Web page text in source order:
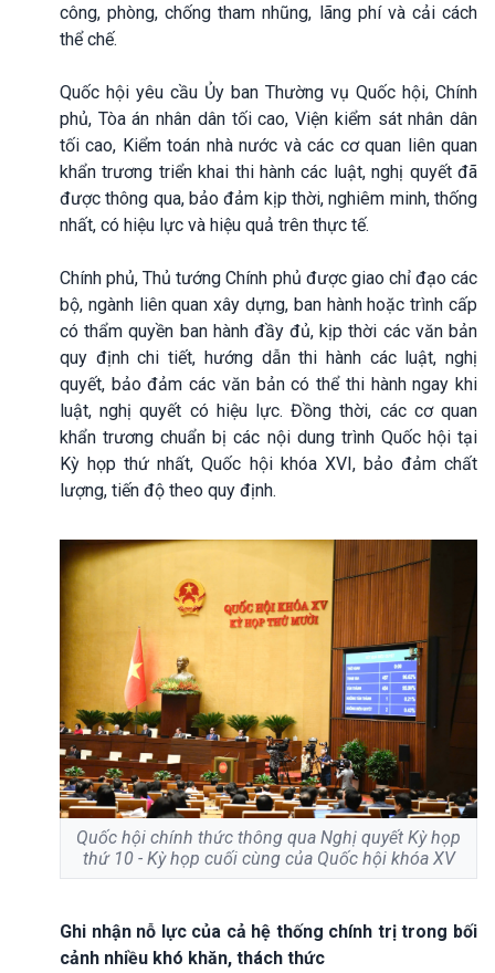
công, phòng, chống tham nhũng, lãng phí và cải cách
thể chế.
Quốc hội yêu cầu Ủy ban Thường vụ Quốc hội, Chính
phủ, Tòa án nhân dân tối cao, Viện kiểm sát nhân dân
tối cao, Kiểm toán nhà nước và các cơ quan liên quan
khẩn trương triển khai thi hành các luật, nghị quyết đã
được thông qua, bảo đảm kịp thời, nghiêm minh, thống
nhất, có hiệu lực và hiệu quả trên thực tế.
Chính phủ, Thủ tướng Chính phủ được giao chỉ đạo các
bộ, ngành liên quan xây dựng, ban hành hoặc trình cấp
có thẩm quyền ban hành đầy đủ, kịp thời các văn bản
quy định chi tiết, hướng dẫn thi hành các luật, nghị
quyết, bảo đảm các văn bản có thể thi hành ngay khi
luật, nghị quyết có hiệu lực. Đồng thời, các cơ quan
khẩn trương chuẩn bị các nội dung trình Quốc hội tại
Kỳ họp thứ nhất, Quốc hội khóa XVI, bảo đảm chất
lượng, tiến độ theo quy định.
Quốc hội chính thức thông qua Nghị quyết Kỳ họp
thứ 10 - Kỳ họp cuối cùng của Quốc hội khóa XV
Ghi nhận nỗ lực của cả hệ thống chính trị trong bối
cảnh nhiều khó khăn, thách thức